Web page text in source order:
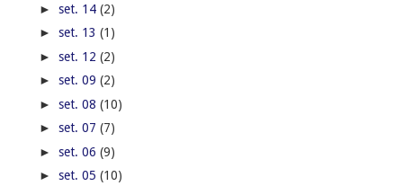
► set. 14 (2)
► set. 13 (1)
► set. 12 (2)
► set. 09 (2)
► set. 08 (10)
► set. 07 (7)
► set. 06 (9)
► set. 05 (10)